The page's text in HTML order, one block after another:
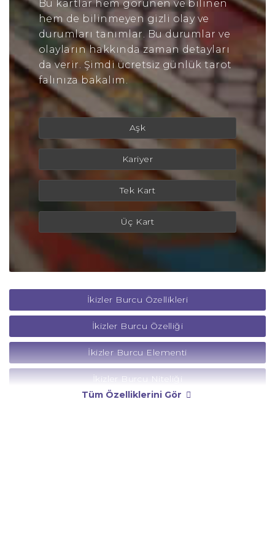
Bu kartlar hem görünen ve bilinen
hem de bilinmeyen gizli olay ve
durumları tanımlar. Bu durumlar ve
olayların hakkında zaman detayları
da verir. Şimdi ücretsiz günlük tarot
falınıza bakalım.
Aşk
Kariyer
Tek Kart
Üç Kart
İkizler Burcu Özellikleri
İkizler Burcu Özelliği
İkizler Burcu Elementi
İkizler Burcu Niteliği
Tüm Özelliklerini Gör